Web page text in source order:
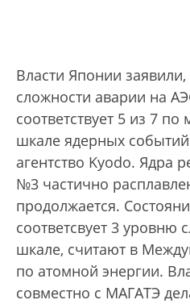
Власти Японии
сложности аварии на
соответствует 5 из 7
шкале ядерных событий
агентство Kyodo. Ядра
№3 частично
продолжается.
соответсвует 3 уровню
шкале, считают в
по атомной энергии.
совместно с МАГАТЭ